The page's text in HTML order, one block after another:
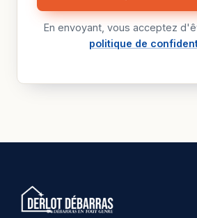
En envoyant, vous acceptez
politique de